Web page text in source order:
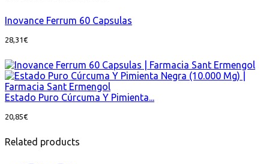
Inovance Ferrum 60 Capsulas
28,31€
Estado Puro Cúrcuma Y Pimienta...
20,85€
Related products